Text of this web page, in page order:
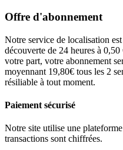
Offre d'abonnement
Notre service de localisation
découverte de 24 heures à
votre part, votre abonnement
moyennant 19,80€ tous les 2
résiliable à tout moment.
Paiement sécurisé
Notre site utilise une
transactions sont chiffrées.